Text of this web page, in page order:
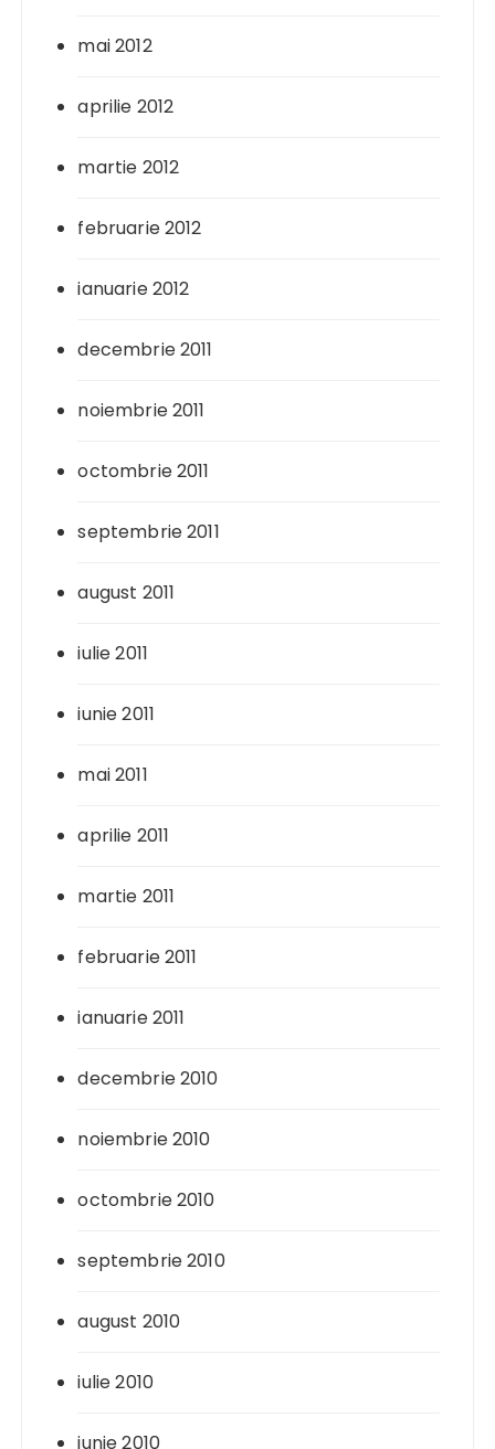
mai 2012
aprilie 2012
martie 2012
februarie 2012
ianuarie 2012
decembrie 2011
noiembrie 2011
octombrie 2011
septembrie 2011
august 2011
iulie 2011
iunie 2011
mai 2011
aprilie 2011
martie 2011
februarie 2011
ianuarie 2011
decembrie 2010
noiembrie 2010
octombrie 2010
septembrie 2010
august 2010
iulie 2010
iunie 2010